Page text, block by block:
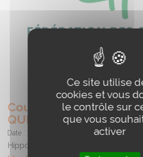
Course - Hippodrome
QUESTEMBERT
Date : 21/06/2026
Hippodrome de QUESTEMBERT
Ce site utilise
cookies et vous
le contrôle sur
que vous
activer